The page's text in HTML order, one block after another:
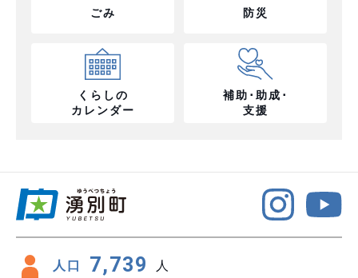
ごみ 防災
くらしの
カレンダー
補助･助成･
支援
人口 7,739 人